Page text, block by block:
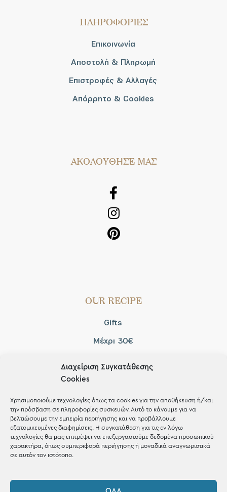
Διαχείριση Συγκατάθεσης
Cookies
Χρησιμοποιούμε τεχνολογίες όπως τα cookies για την αποθήκευση ή/και
την πρόσβαση σε πληροφορίες συσκευών. Αυτό το κάνουμε για να
βελτιώσουμε την εμπειρία περιήγησης και να προβάλλουμε
εξατομικευμένες διαφημίσεις. Η συγκατάθεση για τις εν λόγω
τεχνολογίες θα μας επιτρέψει να επεξεργαστούμε δεδομένα προσωπικού
χαρακτήρα, όπως συμπεριφορά περιήγησης ή μοναδικά αναγνωριστικά
σε αυτόν τον ιστότοπο.
ΠΛΗΡΟΦΟΡΙΕΣ
Επικοινωνία
Αποστολή & Πληρωμή
Επιστροφές & Αλλαγές
Απόρρητο & Cookies
AΚΟΛΟΥΘΗΣΕ ΜΑΣ
OUR RECIPE
Gifts
Μέχρι 30€
Shop the look
ΚΑΤΑΣΤΗΜΑ
2421 217300